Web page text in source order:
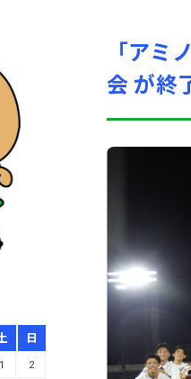
日
1 2
「アミ
会 が終